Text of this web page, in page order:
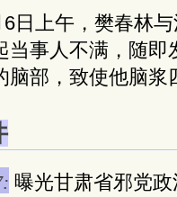
6日上午，樊春林
当事人不满，随
脑部，致使他脑
曝光甘肃省邪党